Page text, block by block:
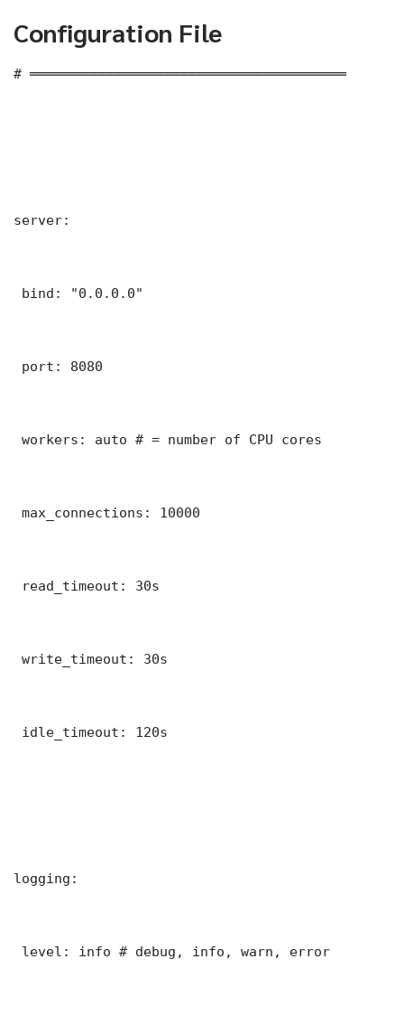
Configuration File
# ═══════════════════════════════════════
server:
bind: "0.0.0.0"
port: 8080
workers: auto # = number of CPU cores
max_connections: 10000
read_timeout: 30s
write_timeout: 30s
idle_timeout: 120s
logging:
level: info # debug, info, warn, error